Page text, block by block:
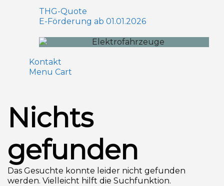
THG-Quote
E-Förderung ab 01.01.2026
Kontakt
Menu Cart
Nichts
gefunden
Das Gesuchte konnte leider nicht gefunden
werden. Vielleicht hilft die Suchfunktion.